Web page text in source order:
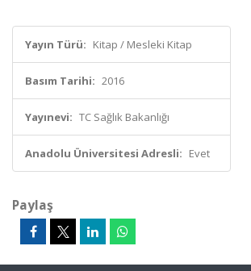
Yayın Türü: Kitap / Mesleki Kitap
Basım Tarihi: 2016
Yayınevi: TC Sağlık Bakanlığı
Anadolu Üniversitesi Adresli: Evet
Paylaş